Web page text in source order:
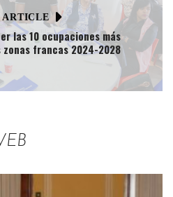
ARTICLE
las 10 ocupaciones más
zonas francas 2024-2028